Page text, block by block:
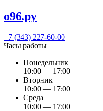
о96.ру
+7 (343) 227-60-00
Часы работы
Понедельник
10:00 — 17:00
Вторник
10:00 — 17:00
Среда
10:00 — 17:00